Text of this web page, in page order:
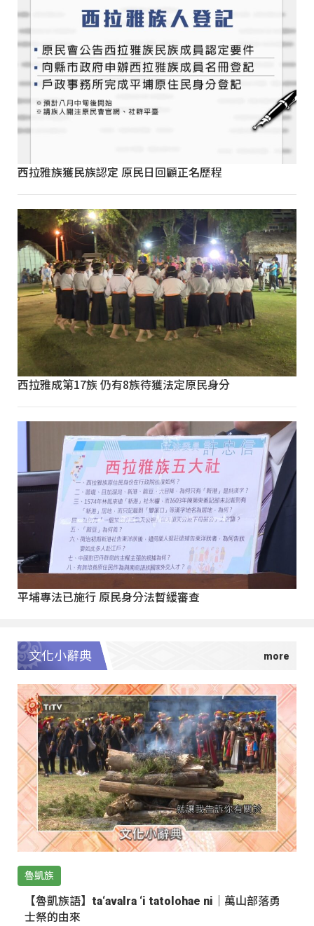
西拉雅族獲民族認定 原民日回顧正名歷程
西拉雅成第17族 仍有8族待獲法定原民身分
平埔專法已施行 原民身分法暫緩審查
文化小辭典
魯凱族
【魯凱族語】ta‘avalra ‘i tatolohae ni｜萬山部落勇
士祭的由來